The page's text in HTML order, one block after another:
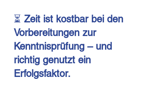
⏳ Zeit ist kostbar bei den
Vorbereitungen zur
Kenntnisprüfung – und
richtig genutzt ein
Erfolgsfaktor.